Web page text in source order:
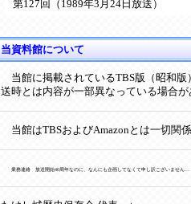
第127回（1989年3月24日放送）
当資料館について
当館に掲載されているTBS版（昭和版
送時とは内容が一部異なっている場合
当館はTBSおよびAmazonとは一切関
業務連絡 放送開始40周年なのに、なんにも企画してなくて申し訳ございません…